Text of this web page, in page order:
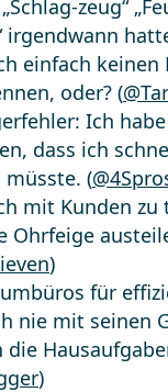
zeug“
irgendwann
einfach keinen
oder? (
Ich
dass ich
(
mit Kunden
Ohrfeige
)
für
nie mit seinen
die
)